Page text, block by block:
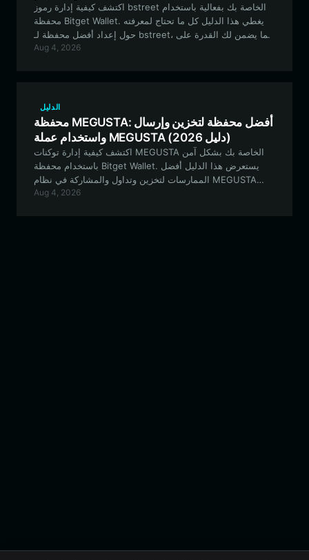
اكتشف كيفية إدارة رموز bstreet الخاصة بك بفعالية باستخدام
محفظة Bitget Wallet. يغطي هذا الدليل كل ما تحتاج لمعرفته
حول إعداد أفضل محفظة لـ bstreet، مما يضمن لك القدرة على
التداول، والمشاركة في حوكمة المجتمع، وتأمين أصولك على
Aug 4, 2026
الدليل
محفظة MEGUSTA: أفضل محفظة لتخزين وإرسال
واستخدام عملة MEGUSTA (دليل 2026)
اكتشف كيفية إدارة توكنات MEGUSTA الخاصة بك بشكل آمن
باستخدام محفظة Bitget Wallet. يستعرض هذا الدليل أفضل
الممارسات لتخزين وتداول والمشاركة في نظام MEGUSTA
Aug 4, 2026